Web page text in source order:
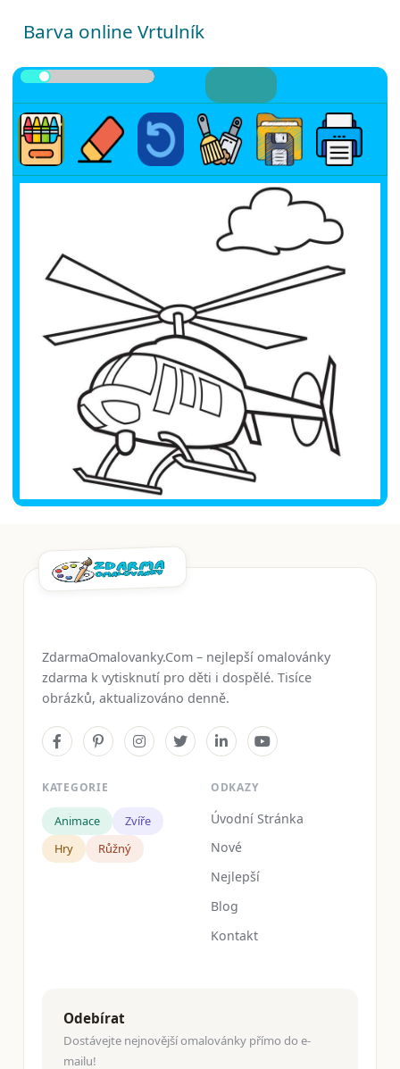
Barva online Vrtulník
ZdarmaOmalovanky.Com – nejlepší omalovánky
zdarma k vytisknutí pro děti i dospělé. Tisíce
obrázků, aktualizováno denně.
KATEGORIE
Animace
Zvíře
Hry
Růžný
ODKAZY
Úvodní Stránka
Nové
Nejlepší
Blog
Kontakt
Odebírat
Dostávejte nejnovější omalovánky přímo do e-
mailu!